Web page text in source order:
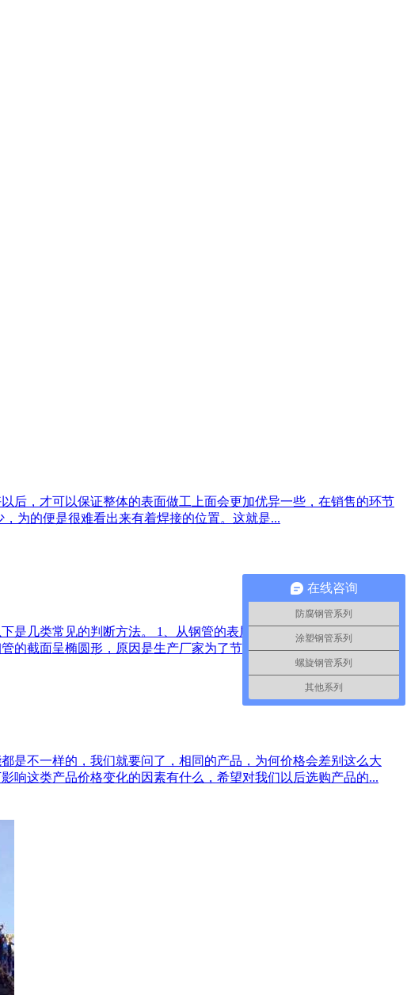
后，才可以保证整体的表面做工上面会更加优异一些，在销售的环节
为的便是很难看出来有着焊接的位置。这就是...
几类常见的判断方法。 1、从钢管的表层上看它的生产制造加工工
的截面呈椭圆形，原因是生产厂家为了节约原...
是不一样的，我们就要问了，相同的产品，为何价格会差别这么大
响这类产品价格变化的因素有什么，希望对我们以后选购产品的...
在线咨询
防腐钢管系列
涂塑钢管系列
螺旋钢管系列
其他系列